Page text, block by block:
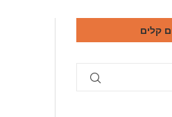
קלים